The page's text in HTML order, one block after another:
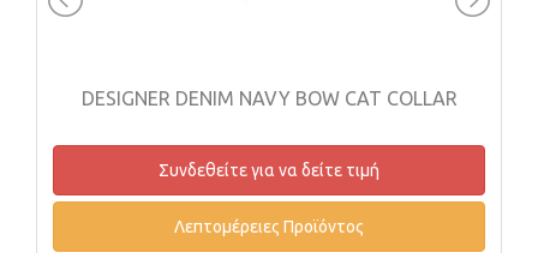
DESIGNER DENIM NAVY BOW CAT COLLAR
Συνδεθείτε για να δείτε τιμή
Λεπτομέρειες Προϊόντος